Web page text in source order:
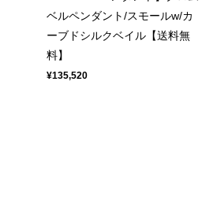
ベルペンダント/スモールw/カ
ーブドシルクベイル【送料無
料】
¥135,520